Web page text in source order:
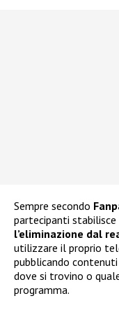
Sempre secondo
partecipanti stabilisce
l’eliminazione dal
utilizzare il proprio
pubblicando
dove si trovino o
programma.